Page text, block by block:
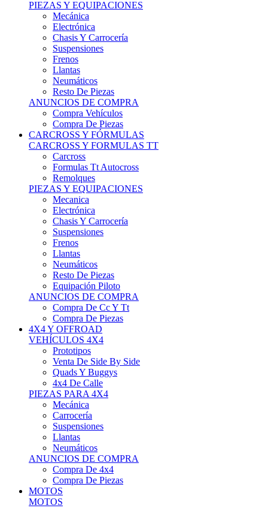
Electrónica
Chasis Y Carrocería
Suspensiones
Frenos
Llantas
Neumáticos
Resto De Piezas
ANUNCIOS DE COMPRA
Compra Vehículos
Compra De Piezas
CARCROSS Y FÓRMULAS
CARCROSS Y FORMULAS TT
Carcross
Formulas Tt Autocross
Remolques
PIEZAS Y EQUIPACIONES
Mecanica
Electrónica
Chasis Y Carrocería
Suspensiones
Frenos
Llantas
Neumáticos
Resto De Piezas
Equipación Piloto
ANUNCIOS DE COMPRA
Compra De Cc Y Tt
Compra De Piezas
4X4 Y OFFROAD
VEHÍCULOS 4X4
Prototipos
Venta De Side By Side
Quads Y Buggys
4x4 De Calle
PIEZAS PARA 4X4
Mecánica
Carrocería
Suspensiones
Llantas
Neumáticos
ANUNCIOS DE COMPRA
Compra De 4x4
Compra De Piezas
MOTOS
MOTOS
Motos De Circuito